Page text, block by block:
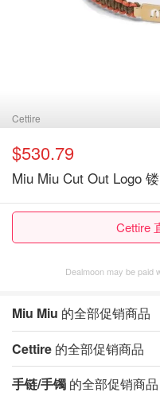
Cettire
$530.79
Miu Miu Cut Out Logo
Cettire
Dealmoon may be paid
Miu Miu 的全部促销商品
Cettire 的全部促销商品
手链/手镯 的全部促销商品